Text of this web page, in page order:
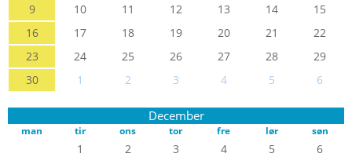
9
10 11 12 13 14
15
16
17 18 19 20 21
22
23
24 25 26 27 28
29
30
1 2 3 4 5 6
December
man tir ons tor fre lør søn
1 2 3 4 5
6